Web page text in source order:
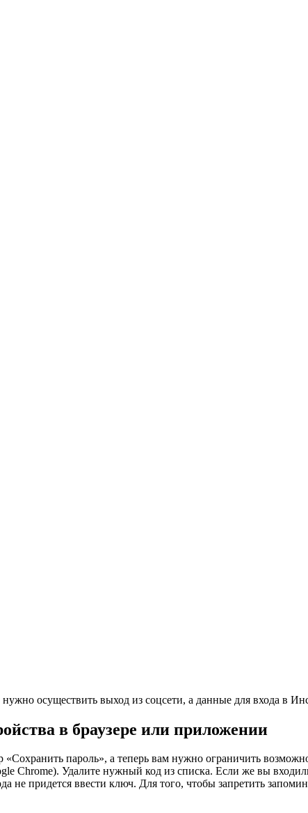
осуществить выход из соцсети, а данные для входа в
в браузере или приложении
пароль», а теперь вам нужно ограничить
Chrome). Удалите нужный код из списка. Если же вы
придется ввести ключ. Для того, чтобы запретить